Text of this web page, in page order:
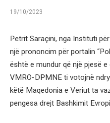
19/10/2023
Petrit Saraçini, nga Instituti
një prononcim për portalin
është e mundur që një pjesë
VMRO-DPMNE ti votojnë
këtë Maqedonia e Veriut ta
pengesa drejt Bashkimit